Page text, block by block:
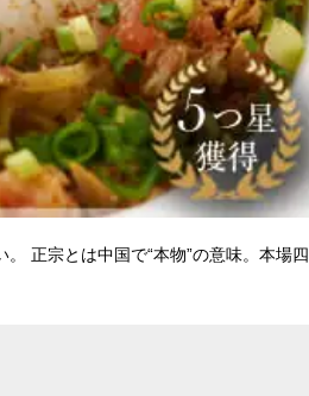
正宗とは中国で“本物”の意味。本場四